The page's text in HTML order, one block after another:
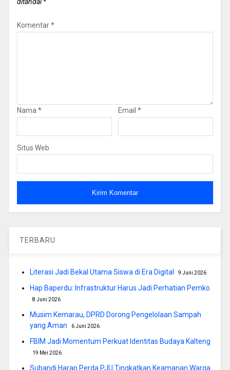
Komentar*
Nama * Email *
Situs Web
TERBARU
Literasi Jadi Bekal Utama Siswa di Era Digital 9 Juni 2026
Hap Baperdu: Infrastruktur Harus Jadi Perhatian Pemko
8 Juni 2026
Musim Kemarau, DPRD Dorong Pengelolaan Sampah
yang Aman
6 Juni 2026
FBIM Jadi Momentum Perkuat Identitas Budaya Kalteng
19 Mei 2026
Subandi Harap Perda PJU Tingkatkan Keamanan Warga